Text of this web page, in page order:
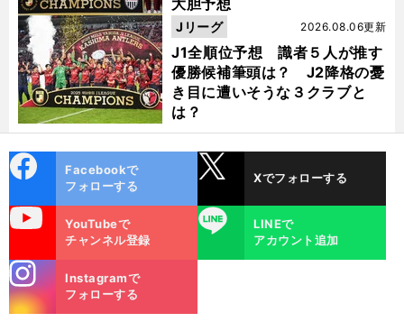
大胆予想
J1全順位予想 識者５人が推す
優勝候補筆頭は？ J2降格の憂
き目に遭いそうな３クラブと
は？
2026.08.06更新
Jリーグ
ok
Facebookで
フォローする
Xでフォローする
YouTubeで
チャンネル登録
LINE
LINEで
アカウント追加
m
Instagramで
フォローする